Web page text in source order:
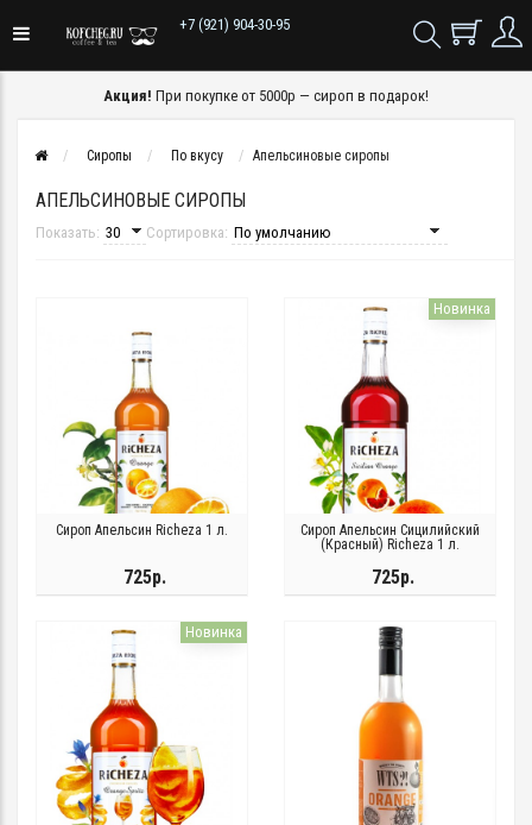
+7 (921) 904-30-95
Акция! При покупке от 5000р — сироп в подарок!
Сиропы По вкусу Апельсиновые сиропы
АПЕЛЬСИНОВЫЕ СИРОПЫ
Показать: Сортировка:
Сироп Апельсин Richeza 1 л.
725р.
Новинка
Сироп Апельсин Сицилийский
(Красный) Richeza 1 л.
725р.
Новинка